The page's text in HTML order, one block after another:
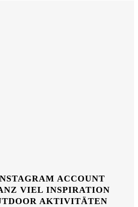
ACCOUNT
VIEL INSPIRATION
AKTIVITÄTEN